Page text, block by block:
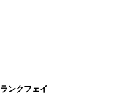
ンクフェイ